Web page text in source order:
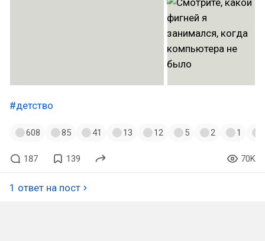
#детство
608 85 41 13 12 5 2 1
187 139 70K
1 ответ на пост